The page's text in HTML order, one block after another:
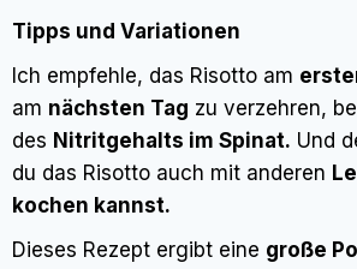
Tipps und Variationen
Ich empfehle, das Risotto am
am nächsten Tag zu verzehren,
des Nitritgehalts im Spinat. Und
du das Risotto auch mit anderen
kochen kannst.
Dieses Rezept ergibt eine große